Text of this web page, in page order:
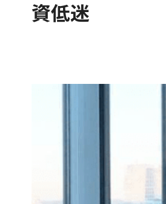
資低迷